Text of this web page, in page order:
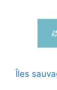
Îles